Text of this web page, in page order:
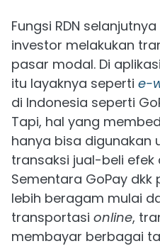
Fungsi RDN
investor melakukan
pasar modal. Di
itu layaknya seperti e-
di Indonesia seperti
Tapi, hal yang
hanya bisa digunakan
transaksi jual-beli efek
Sementara GoPay dkk
lebih beragam mulai
transportasi online,
membayar berbagai